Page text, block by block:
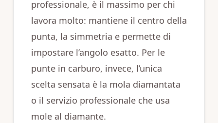
professionale, è il massimo per chi
lavora molto: mantiene il centro della
punta, la simmetria e permette di
impostare l’angolo esatto. Per le
punte in carburo, invece, l’unica
scelta sensata è la mola diamantata
o il servizio professionale che usa
mole al diamante.